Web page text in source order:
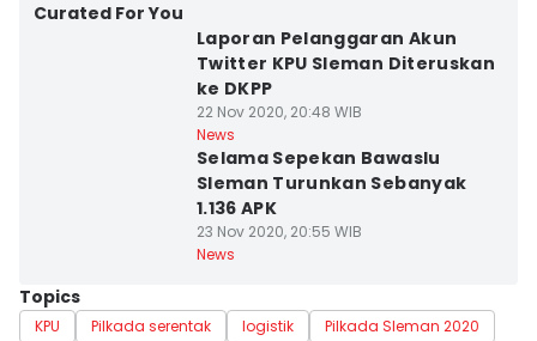
Curated For You
Laporan Pelanggaran Akun
Twitter KPU Sleman Diteruskan
ke DKPP
22 Nov 2020, 20:48 WIB
News
Selama Sepekan Bawaslu
Sleman Turunkan Sebanyak
1.136 APK
23 Nov 2020, 20:55 WIB
News
Topics
KPU Pilkada serentak logistik Pilkada Sleman 2020